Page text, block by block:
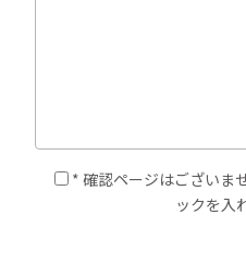
* 確認ページはございま
ックを入